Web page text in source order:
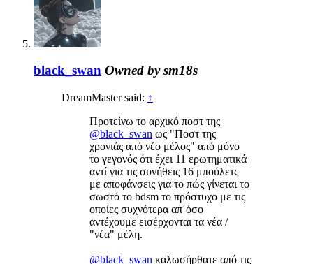
black_swan Owned by sm18s
DreamMaster said: ↑
Προτείνω το αρχικό ποστ της
@black_swan ως "Ποστ της
χρονιάς από νέο μέλος" από μόνο
το γεγονός ότι έχει 11 ερωτηματικά
αντί για τις συνήθεις 16 μπούλετς
με αποφάνσεις για το πώς γίνεται το
σωστό το bdsm το πρόστυχο με τις
οποίες συχνότερα απ΄όσο
αντέχουμε εισέρχονται τα νέα /
"νέα" μέλη.
@black_swan καλωσήρθατε από τις